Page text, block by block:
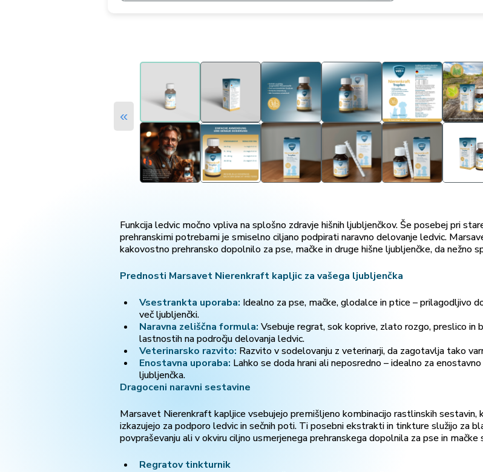
«
Funkcija ledvic močno vpliva na splošno zdravje hišnih ljubljenčkov. Še posebej pri
prehranskimi potrebami je smiselno ciljano podpirati naravno delovanje ledvic.
kakovostno prehransko dopolnilo za pse, mačke in druge hišne ljubljenčke, da nežno
Prednosti Marsavet Nierenkraft kapljic za vašega ljubljenčka
Vsestrankta uporaba: Idealno za pse, mačke, glodalce in ptice – prilagodljivo
več ljubljenčki.
Naravna zeliščna formula: Vsebuje regrat, sok koprive, zlato rozgo, preslico in
lastnostih na področju delovanja ledvic.
Veterinarsko razvito: Razvito v sodelovanju z veterinarji, da zagotavlja tako
Enostavna uporaba: Lahko se doda hrani ali neposredno – idealno za
ljubljenčka.
Dragoceni naravni sestavine
Marsavet Nierenkraft kapljice vsebujejo premišljeno kombinacijo rastlinskih sestavin,
izkazujejo za podporo ledvic in sečnih poti. Ti posebni ekstrakti in tinkture služijo za
povpraševanju ali v okviru ciljno usmerjenega prehranskega dopolnila za pse in
Regratov tinkturnik